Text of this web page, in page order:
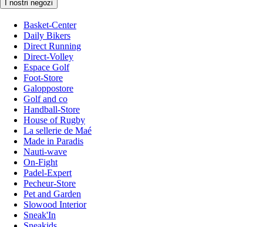
I nostri negozi
Basket-Center
Daily Bikers
Direct Running
Direct-Volley
Espace Golf
Foot-Store
Galoppostore
Golf and co
Handball-Store
House of Rugby
La sellerie de Maé
Made in Paradis
Nauti-wave
On-Fight
Padel-Expert
Pecheur-Store
Pet and Garden
Slowood Interior
Sneak'In